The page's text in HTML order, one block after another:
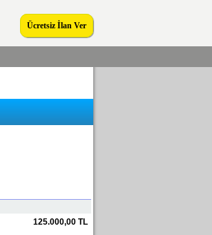
Ücretsiz İlan Ver
125.000,00 TL